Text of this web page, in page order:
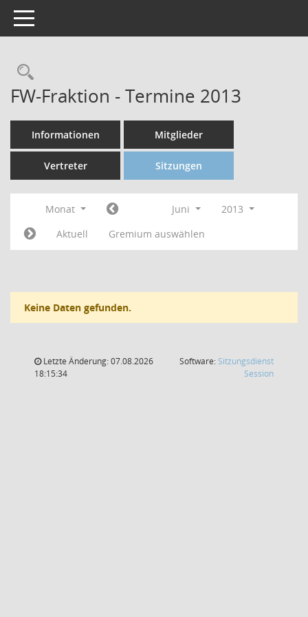
Toggle navigation
FW-Fraktion - Termine 2013
Informationen Mitglieder
Vertreter Sitzungen
Monat Juni
2013
Aktuell
Gremium auswählen
Keine Daten gefunden.
Letzte Änderung: 07.08.2026
18:15:34
Software: Sitzungsdienst
Session(Wird in